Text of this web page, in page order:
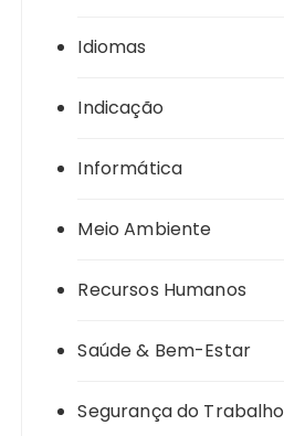
Idiomas
Indicação
Informática
Meio Ambiente
Recursos Humanos
Saúde & Bem-Estar
Segurança do Trabalho